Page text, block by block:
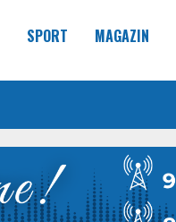
SPORT MAGAZIN